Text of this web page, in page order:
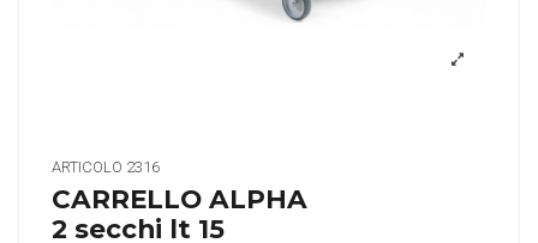
ARTICOLO 2316
CARRELLO ALPHA
2 secchi lt 15